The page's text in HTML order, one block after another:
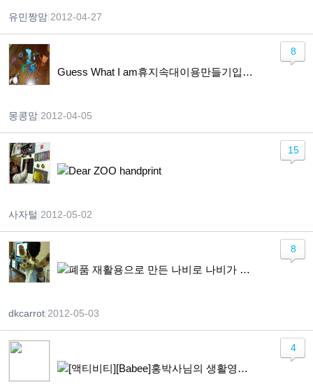
유민짱맘 2012-04-27
Guess What I am휴지속대이용만들기입니다.
몽콩맘 2012-04-05
8
Dear ZOO handprint
사자털 2012-05-02
15
폐품 재활용으로 만든 나비로 나비가 되어 훨훨~
dkcarrot 2012-05-03
8
[액티비티][Babee]홍박사님의 생활영어 + Cloth
4